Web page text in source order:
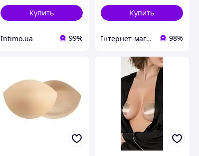
Купить
Intimo.ua 99%
Купить
Інтернет-магазин "Carmen" 98%